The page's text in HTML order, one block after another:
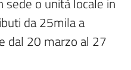
da 25mila a
dal 20 marzo al 27